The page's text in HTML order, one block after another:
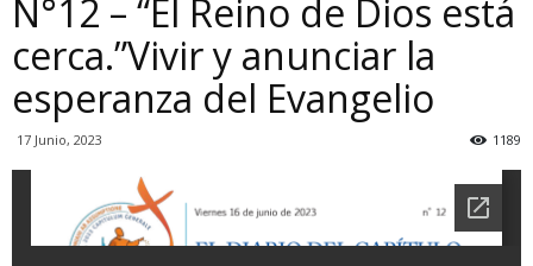
N°12 – “El Reino de Dios está
cerca.”Vivir y anunciar la
esperanza del Evangelio
17 Junio, 2023 1189